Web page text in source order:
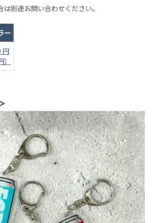
別途お問い合わせください。
ー
円